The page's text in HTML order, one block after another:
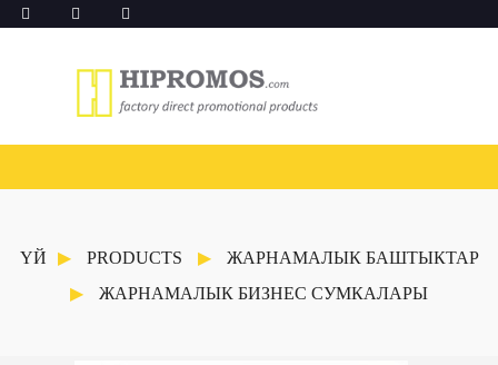
ҮЙ PRODUCTS
ЖАРНАМАЛЫК БАШТЫКТАР
ЖАРНАМАЛЫК БИЗНЕС СУМКАЛАРЫ